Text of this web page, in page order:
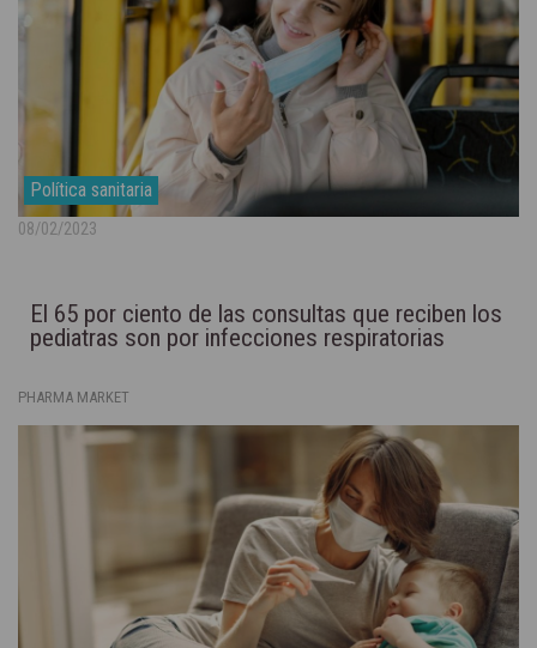
Política sanitaria
08/02/2023
El 65 por ciento de las consultas que reciben los
pediatras son por infecciones respiratorias
PHARMA MARKET